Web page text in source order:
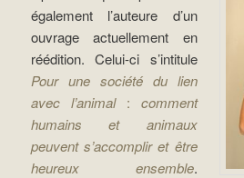
également l’auteure d’un
ouvrage actuellement en
réédition. Celui-ci s’intitule
Pour une société du lien
avec l’animal: comment
humains et animaux
peuvent s’accomplir et être
heureux ensemble.